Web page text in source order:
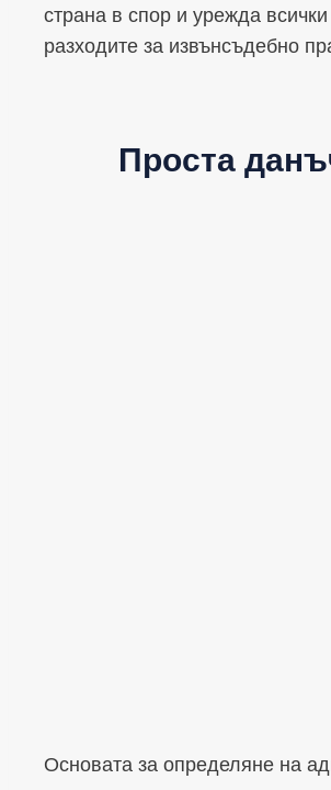
страна в спор и урежда
разходите за извънсъдебно
Проста
Основата за определяне на